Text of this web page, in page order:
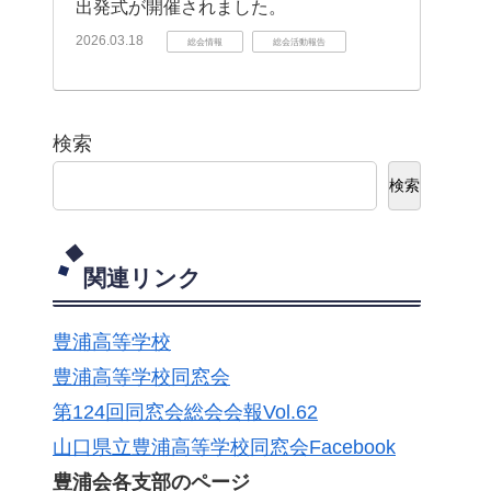
出発式が開催されました。
2026.03.18 総会情報 総会活動報告
検索
検索
関連リンク
豊浦高等学校
豊浦高等学校同窓会
第124回同窓会総会会報Vol.62
山口県立豊浦高等学校同窓会Facebook
豊浦会各支部のページ